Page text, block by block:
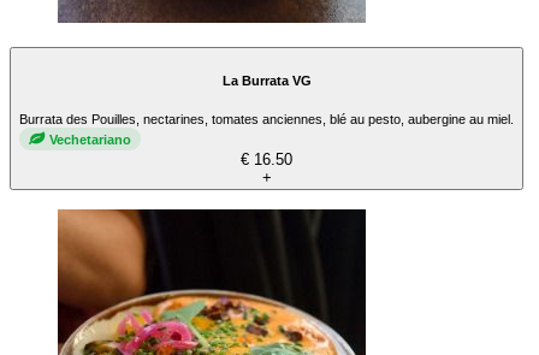
La Burrata VG
Burrata des Pouilles, nectarines, tomates anciennes, blé au pesto, aubergine au miel.
Vechetariano
€ 16.50
+